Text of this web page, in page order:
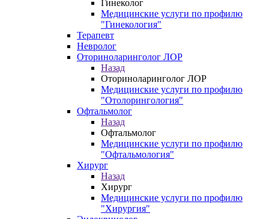
Гинеколог
Медицинские услуги по профилю
"Гинекология"
Терапевт
Невролог
Оториноларинголог ЛОР
Назад
Оториноларинголог ЛОР
Медицинские услуги по профилю
"Отолорингология"
Офтальмолог
Назад
Офтальмолог
Медицинские услуги по профилю
"Офтальмология"
Хирург
Назад
Хирург
Медицинские услуги по профилю
"Хирургия"